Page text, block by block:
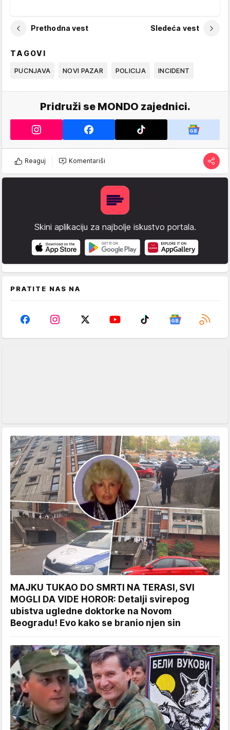
Prethodna vest Sledeća vest
TAGOVI
PUCNJAVA NOVI PAZAR POLICIJA INCIDENT
Pridruži se MONDO zajednici.
Reaguj Komentariši
Skini aplikaciju za najbolje iskustvo portala.
PRATITE NAS NA
MAJKU TUKAO DO SMRTI NA TERASI, SVI
MOGLI DA VIDE HOROR: Detalji svirepog
ubistva ugledne doktorke na Novom
Beogradu! Evo kako se branio njen sin